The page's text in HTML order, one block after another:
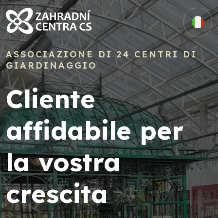
ASSOCIAZIONE DI 24 CENTRI DI
GIARDINAGGIO
Cliente
affidabile per
la vostra
crescita